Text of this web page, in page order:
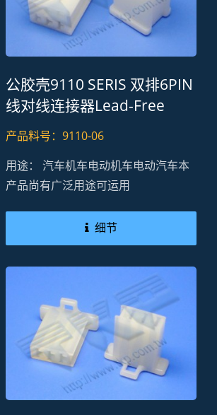
公胶壳9110 SERIS 双排6PIN
线对线连接器Lead-Free
RoHS REACH
产品料号：9110-06
用途： 汽车机车电动机车电动汽车本
产品尚有广泛用途可运用
细节
H10M1超大高导电流连接器